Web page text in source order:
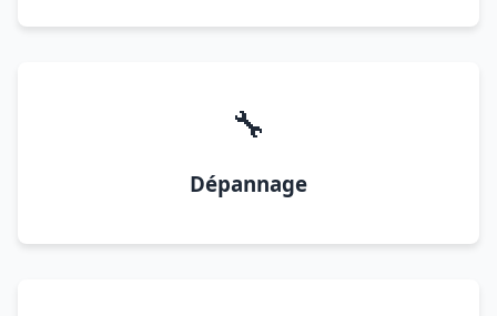
🔧
Dépannage